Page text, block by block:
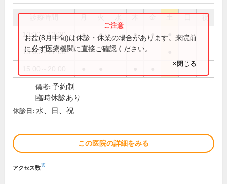
祝
10:00～13:30 ● ● ● ●
15:00～17:00
お盆(8月中旬)は休診・休業の場合があります。来院前
に必ず医療機関に直接ご確認ください。
×閉じる
備考: 予約制
臨時休診あり
休診日: 水、日、祝
この医院の詳細をみる
アクセス数※